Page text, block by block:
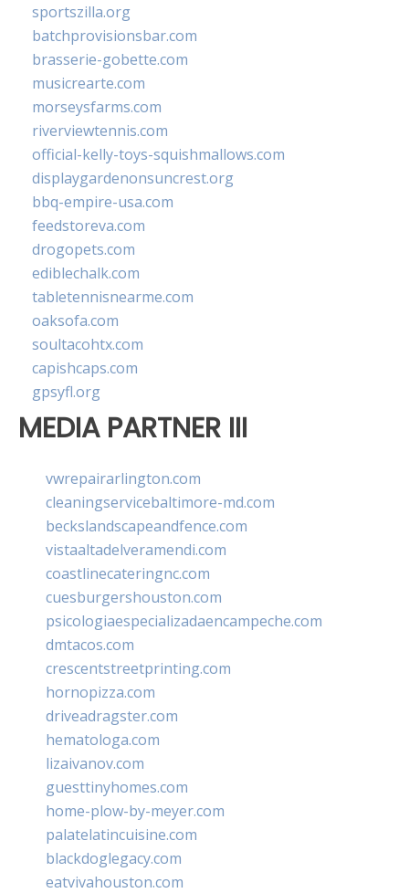
sportszilla.org
batchprovisionsbar.com
brasserie-gobette.com
musicrearte.com
morseysfarms.com
riverviewtennis.com
official-kelly-toys-squishmallows.com
displaygardenonsuncrest.org
bbq-empire-usa.com
feedstoreva.com
drogopets.com
ediblechalk.com
tabletennisnearme.com
oaksofa.com
soultacohtx.com
capishcaps.com
gpsyfl.org
MEDIA PARTNER III
vwrepairarlington.com
cleaningservicebaltimore-md.com
beckslandscapeandfence.com
vistaaltadelveramendi.com
coastlinecateringnc.com
cuesburgershouston.com
psicologiaespecializadaencampeche.com
dmtacos.com
crescentstreetprinting.com
hornopizza.com
driveadragster.com
hematologa.com
lizaivanov.com
guesttinyhomes.com
home-plow-by-meyer.com
palatelatincuisine.com
blackdoglegacy.com
eatvivahouston.com